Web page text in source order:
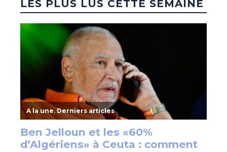
LES PLUS LUS CETTE SEMAINE